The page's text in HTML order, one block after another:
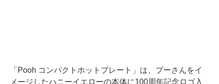
「Pooh コンパクトホットプレート」は、プーさんをイ
メージしたハニーイエローの本体に100周年記念ロゴ入